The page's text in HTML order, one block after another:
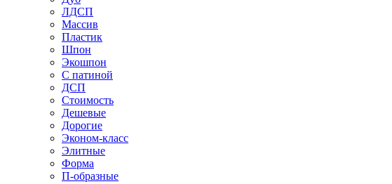
ЛДСП
Массив
Пластик
Шпон
Экошпон
С патиной
ДСП
Стоимость
Дешевые
Дорогие
Эконом-класс
Элитные
Форма
П-образные